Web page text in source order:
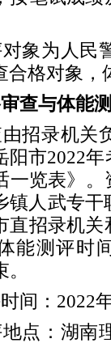
象为人民
合格对象，
查与体能
招录机关
阳市2022
一览表》
镇人武专
直招录机
能测评时
间：2022
点：湖南